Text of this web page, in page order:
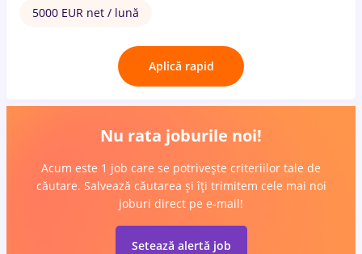
5000 EUR net / lună
Aplică rapid
Nu rata joburile noi!
Acum este 1 job care se potrivește criteriilor tale de
căutare. Salvează căutarea și îți trimitem cele mai noi
joburi direct pe e-mail!
Setează alertă job